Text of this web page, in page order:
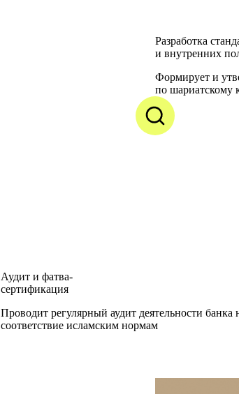
Разработка
и внутренних
Формирует и
по шариатскому
Аудит и фатва-
сертификация
Проводит регулярный аудит деятельности банка
соответствие исламским нормам